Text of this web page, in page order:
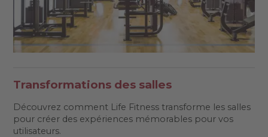
Transformations des salles
Découvrez comment Life Fitness transforme les salles
pour créer des expériences mémorables pour vos
utilisateurs.